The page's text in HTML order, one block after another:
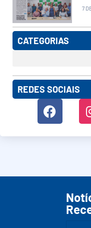
7
CATEGORIAS
REDES SOCIAIS